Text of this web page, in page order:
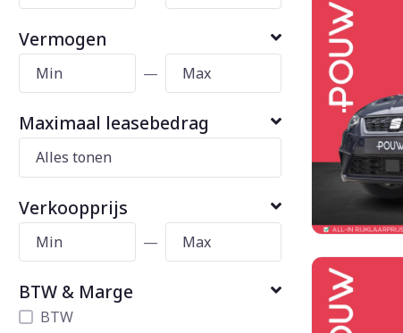
Vermogen
—
Maximaal leasebedrag
Verkoopprijs
—
BTW & Marge
BTW